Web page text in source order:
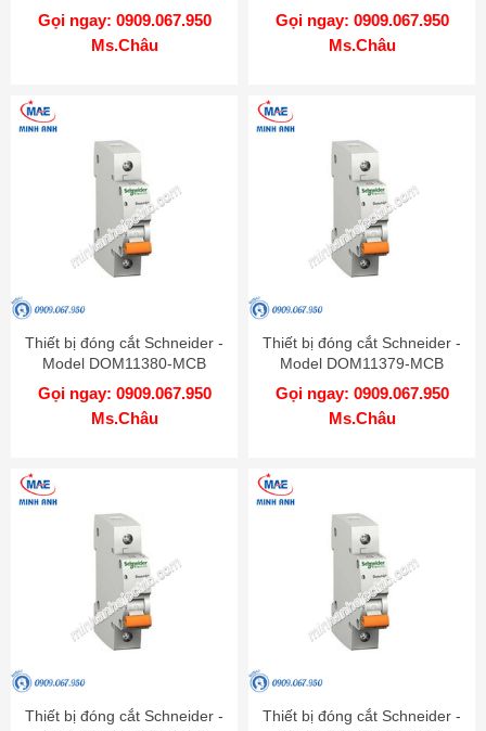
Gọi ngay: 0909.067.950
Ms.Châu
Gọi ngay: 0909.067.950
Ms.Châu
Thiết bị đóng cắt Schneider -
Model DOM11380-MCB
Gọi ngay: 0909.067.950
Ms.Châu
Thiết bị đóng cắt Schneider -
Model DOM11379-MCB
Gọi ngay: 0909.067.950
Ms.Châu
Thiết bị đóng cắt Schneider -
Thiết bị đóng cắt Schneider -